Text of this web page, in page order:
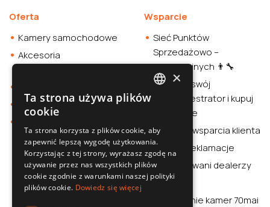
Oferta
Kamery samochodowe
Akcesoria
Stacja zasilania
Wsparcie
Sieć Punktów
Sprzedażowo –
Instalacyjnych 👨‍🔧
Sprawdź swój
wideorejestrator i kupuj
rozważnie
Centrum wsparcia klienta
Zwroty i reklamacje
Autoryzowani dealerzy
Aplikacja
Porównanie kamer 70mai
ENGLISH
×
Ta strona używa plików
cookie
Ta strona korzysta z plików cookie, aby
zapewnić lepszą wygodę użytkowania.
Korzystając z tej strony, wyrażasz zgodę na
używanie przez nas wszystkich plików
cookie zgodnie z warunkami naszej polityki
plików cookie. Dowiedz się więcej